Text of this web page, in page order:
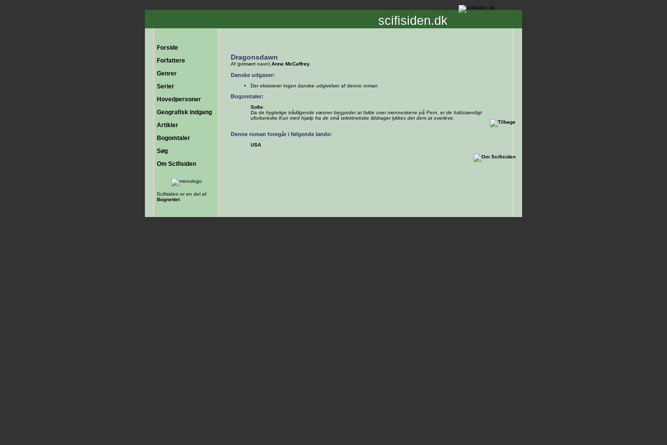
Forside
Forfattere
Genrer
Serier
Hovedpersoner
Geografisk indgang
Artikler
Bogomtaler
Søg
Om Scifisiden
Scifisiden er en del af
Bognettet
Dragonsdawn
Af (primært navn) Anne McCaffrey
Danske udgaver:
Der eksisterer ingen danske udgivelser af denne roman
Bogomtaler:
Sofie:
Da de frygtelige trådligende væsner begynder at falde over menneskene på Pern, er de fuldstændigt
uforberedte.Kun med hjælp fra de små telekinetiske ilddrager lykkes det dem at overleve.
Denne roman foregår i følgende lande:
USA
scifisiden.dk